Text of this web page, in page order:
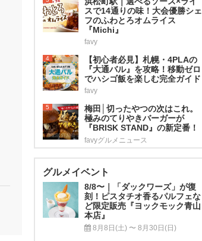
スで14通りの味！大会優勝シェ
フのふわとろオムライス
『Michi』
favy
4
【初心者必見】札幌・4PLAの
『大通バル』を攻略！移動ゼロ
でハシゴ飯を楽しむ完全ガイド
favy
5
梅田│切ったやつの次はこれ。
極みのてりやきバーガーが
『BRISK STAND』の新定番！
favyグルメニュース
グルメイベント
8/8〜｜「ダックワーズ」が復
刻！ピスタチオ香るパルフェな
ど限定販売『ヨックモック青山
本店』
8月8日(土) 〜 8月30日(日)